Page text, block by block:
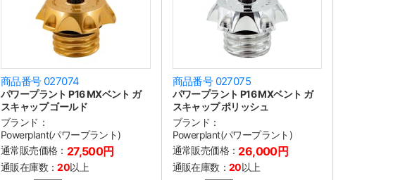
商品番号 027074
パワープラント P16 MXベント ガ
スキャップ ゴールド
ブランド：
Powerplant(パワープラント)
通常販売価格： 27,500円
通販在庫数：20以上
商品番号 027075
パワープラント P16 MXベント ガ
スキャップ ポリッシュ
ブランド：
Powerplant(パワープラント)
通常販売価格： 26,000円
通販在庫数： 20以上